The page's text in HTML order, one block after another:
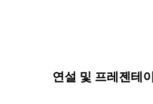
연설 및 프레젠테